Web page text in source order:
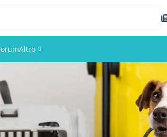
Altro
Foto